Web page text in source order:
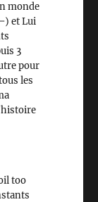
monde
) et Lui
3
pour
les
and Spies 黑龙
too